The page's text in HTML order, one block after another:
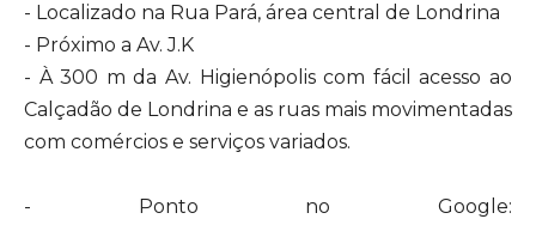
- Localizado na Rua Pará, área central de Londrina
- Próximo a Av. J.K
- À 300 m da Av. Higienópolis com fácil acesso ao
Calçadão de Londrina e as ruas mais movimentadas
com comércios e serviços variados.
- Ponto no Google: